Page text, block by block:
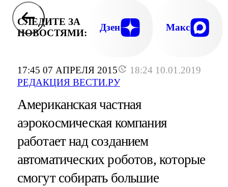
17:45 07 АПРЕЛЯ 2015
18:24 10.01.2019
РЕДАКЦИЯ ВЕСТИ.РУ
СЛЕДИТЕ ЗА
НОВОСТЯМИ:
Дзен Макс
Американская частная
аэрокосмическая компания
работает над созданием
автоматических роботов, которые
смогут собирать большие